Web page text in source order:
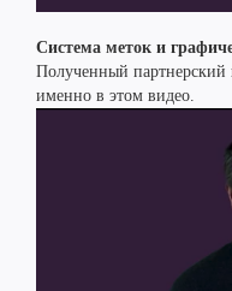
Система меток и
Полученный
именно в этом видео.